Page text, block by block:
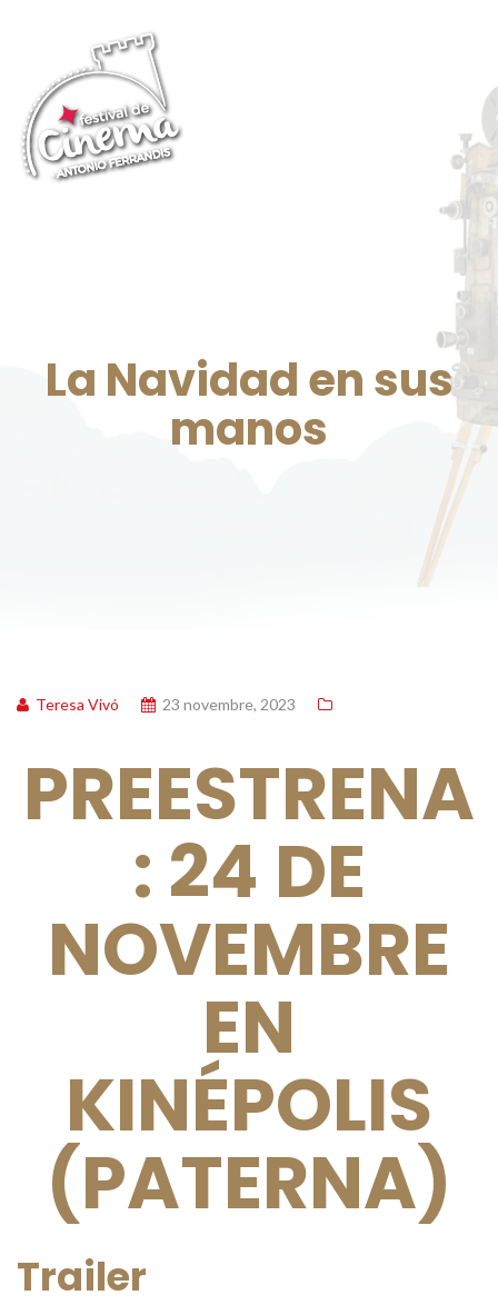
La Navidad en sus
manos
Teresa Vivó 23 novembre, 2023
PREESTRENA
: 24 DE
NOVEMBRE
EN
KINÉPOLIS
(PATERNA)
Trailer